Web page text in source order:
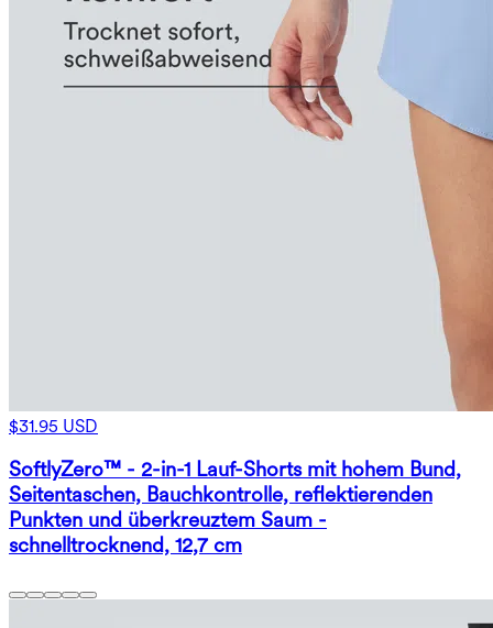
$31.95 USD
SoftlyZero™ - 2-in-1 Lauf-Shorts mit hohem Bund,
Seitentaschen, Bauchkontrolle, reflektierenden
Punkten und überkreuztem Saum -
schnelltrocknend, 12,7 cm